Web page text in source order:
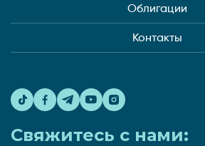
Облигации
Контакты
Свяжитесь с нами: